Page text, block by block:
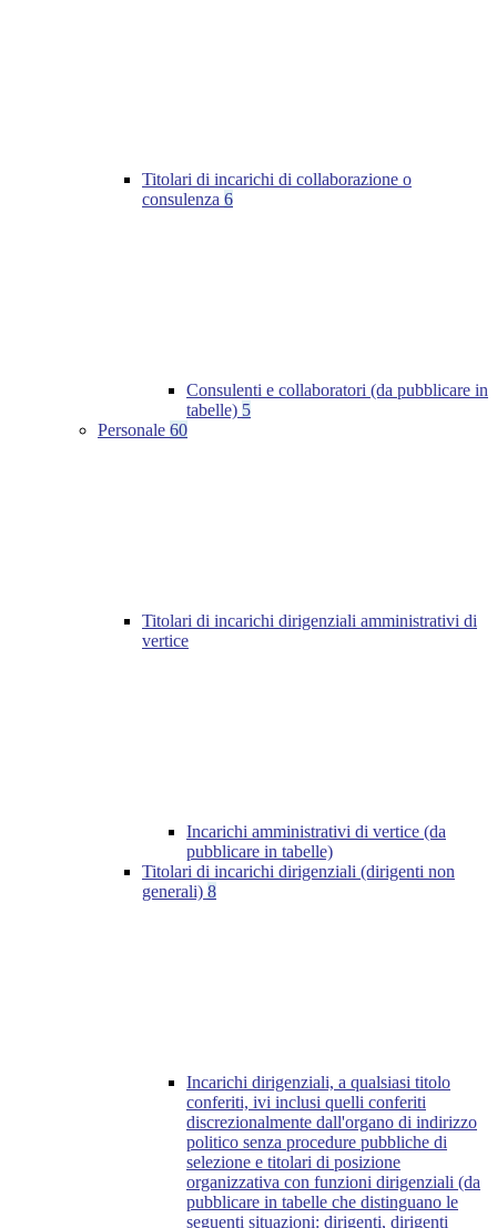
Titolari di incarichi di collaborazione o
consulenza 6
Consulenti e collaboratori (da pubblicare in
tabelle) 5
Personale 60
Titolari di incarichi dirigenziali amministrativi di
vertice
Incarichi amministrativi di vertice (da
pubblicare in tabelle)
Titolari di incarichi dirigenziali (dirigenti non
generali) 8
Incarichi dirigenziali, a qualsiasi titolo
conferiti, ivi inclusi quelli conferiti
discrezionalmente dall'organo di indirizzo
politico senza procedure pubbliche di
selezione e titolari di posizione
organizzativa con funzioni dirigenziali (da
pubblicare in tabelle che distinguano le
seguenti situazioni: dirigenti, dirigenti